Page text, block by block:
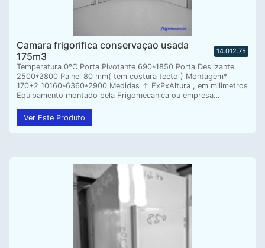
Camara frigorifica conservaçao usada
175m3
14.012.75
Temperatura 0ºC Porta Pivotante 690*1850 Porta Deslizante
2500*2800 Painel 80 mm( tem costura tecto ) Montagem*
170+2 10160*6360*2900 Medidas ↑ FxPxAltura , em milimetros
Equipamento montado pela Frigomecanica ou empresa…
Ver Este Produto